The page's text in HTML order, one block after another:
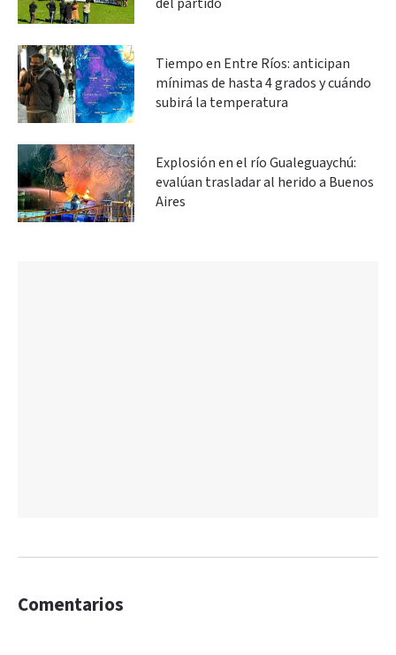
del partido
Tiempo en Entre Ríos: anticipan
mínimas de hasta 4 grados y cuándo
subirá la temperatura
Explosión en el río Gualeguaychú:
evalúan trasladar al herido a Buenos
Aires
Comentarios